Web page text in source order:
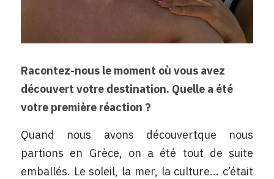
Racontez-nous le moment où vous avez
découvert votre destination. Quelle a été
votre première réaction ?
Quand nous avons découvertque nous
partions en Grèce, on a été tout de suite
emballés. Le soleil, la mer, la culture... c’était